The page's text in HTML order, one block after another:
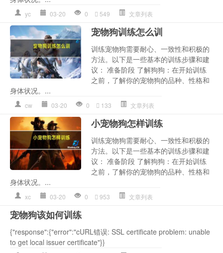
yc 03-20 0 549 文章列表
宠物狗训练怎么训
训练宠物狗需要耐心、一致性和积极的
方法。以下是一些基本的训练步骤和建
议： 准备阶段 了解狗狗：在开始训练
之前，了解你的宠物狗的品种、性格和
身体状况。...
cw 03-20 0 133 文章列表
小宠物狗怎样训练
训练宠物狗需要耐心、一致性和积极的
方法。以下是一些基本的训练步骤和建
议： 准备阶段 了解狗狗：在开始训练
之前，了解你的宠物狗的品种、性格和
身体状况。...
xc 03-20 0 953 文章列表
宠物狗该如何训练
{"response":{"error":"cURL错误: SSL certificate problem: unable
to get local issuer certificate"}}